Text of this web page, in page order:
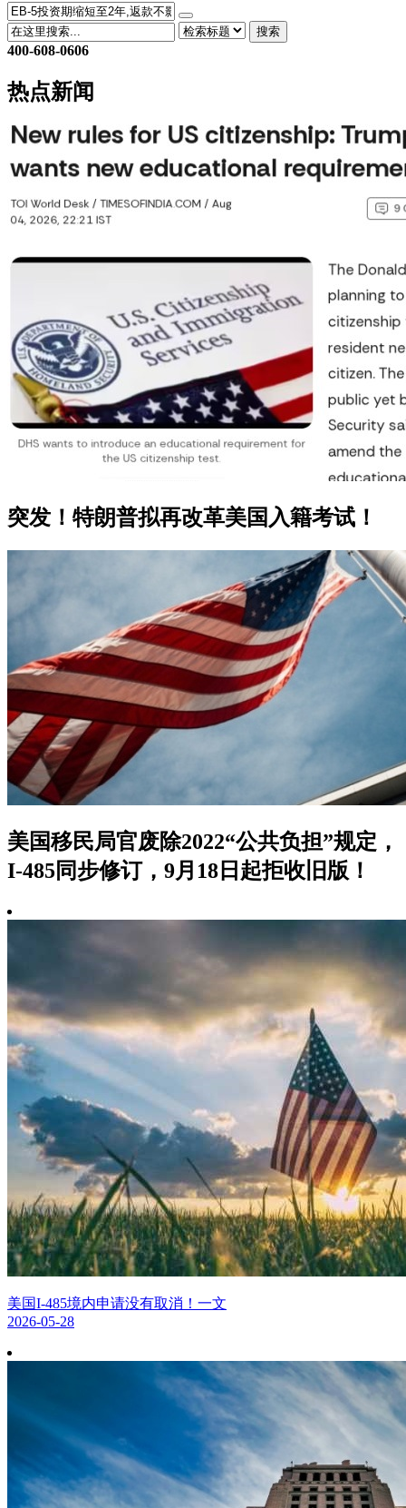
搜索
400-608-0606
热点新闻
突发！特朗普拟再改革美国入籍考试！
美国移民局官废除2022“公共负担”规定，
I-485同步修订，9月18日起拒收旧版！
美国I-485境内申请没有取消！一文
2026-05-28